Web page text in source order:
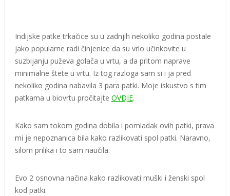
Indijske patke trkačice su u zadnjih nekoliko godina postale
jako popularne radi činjenice da su vrlo učinkovite u
suzbijanju puževa golača u vrtu, a da pritom naprave
minimalne štete u vrtu. Iz tog razloga sam si i ja pred
nekoliko godina nabavila 3 para patki. Moje iskustvo s tim
patkama u biovrtu pročitajte OVDJE.
Kako sam tokom godina dobila i pomladak ovih patki, prava
mi je nepoznanica bila kako razlikovati spol patki. Naravno,
silom prilika i to sam naučila.
Evo 2 osnovna načina kako razlikovati muški i ženski spol
kod patki.